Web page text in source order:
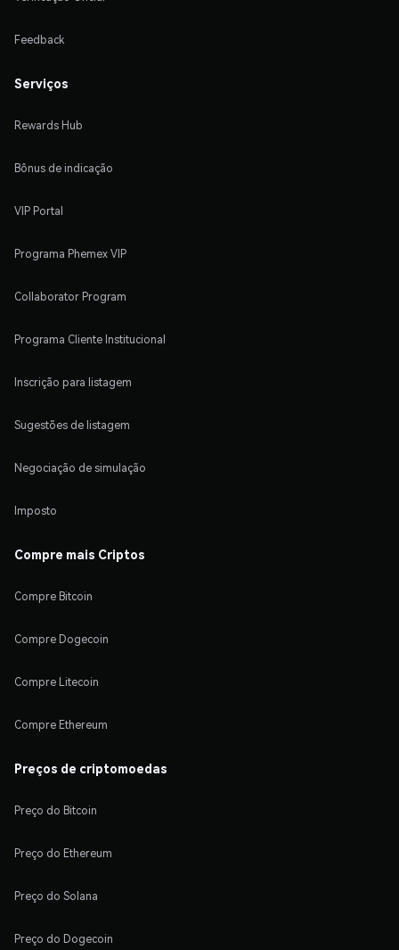
Feedback
Serviços
Rewards Hub
Bônus de indicação
VIP Portal
Programa Phemex VIP
Collaborator Program
Programa Cliente Institucional
Inscrição para listagem
Sugestões de listagem
Negociação de simulação
Imposto
Compre mais Criptos
Compre Bitcoin
Compre Dogecoin
Compre Litecoin
Compre Ethereum
Preços de criptomoedas
Preço do Bitcoin
Preço do Ethereum
Preço do Solana
Preço do Dogecoin